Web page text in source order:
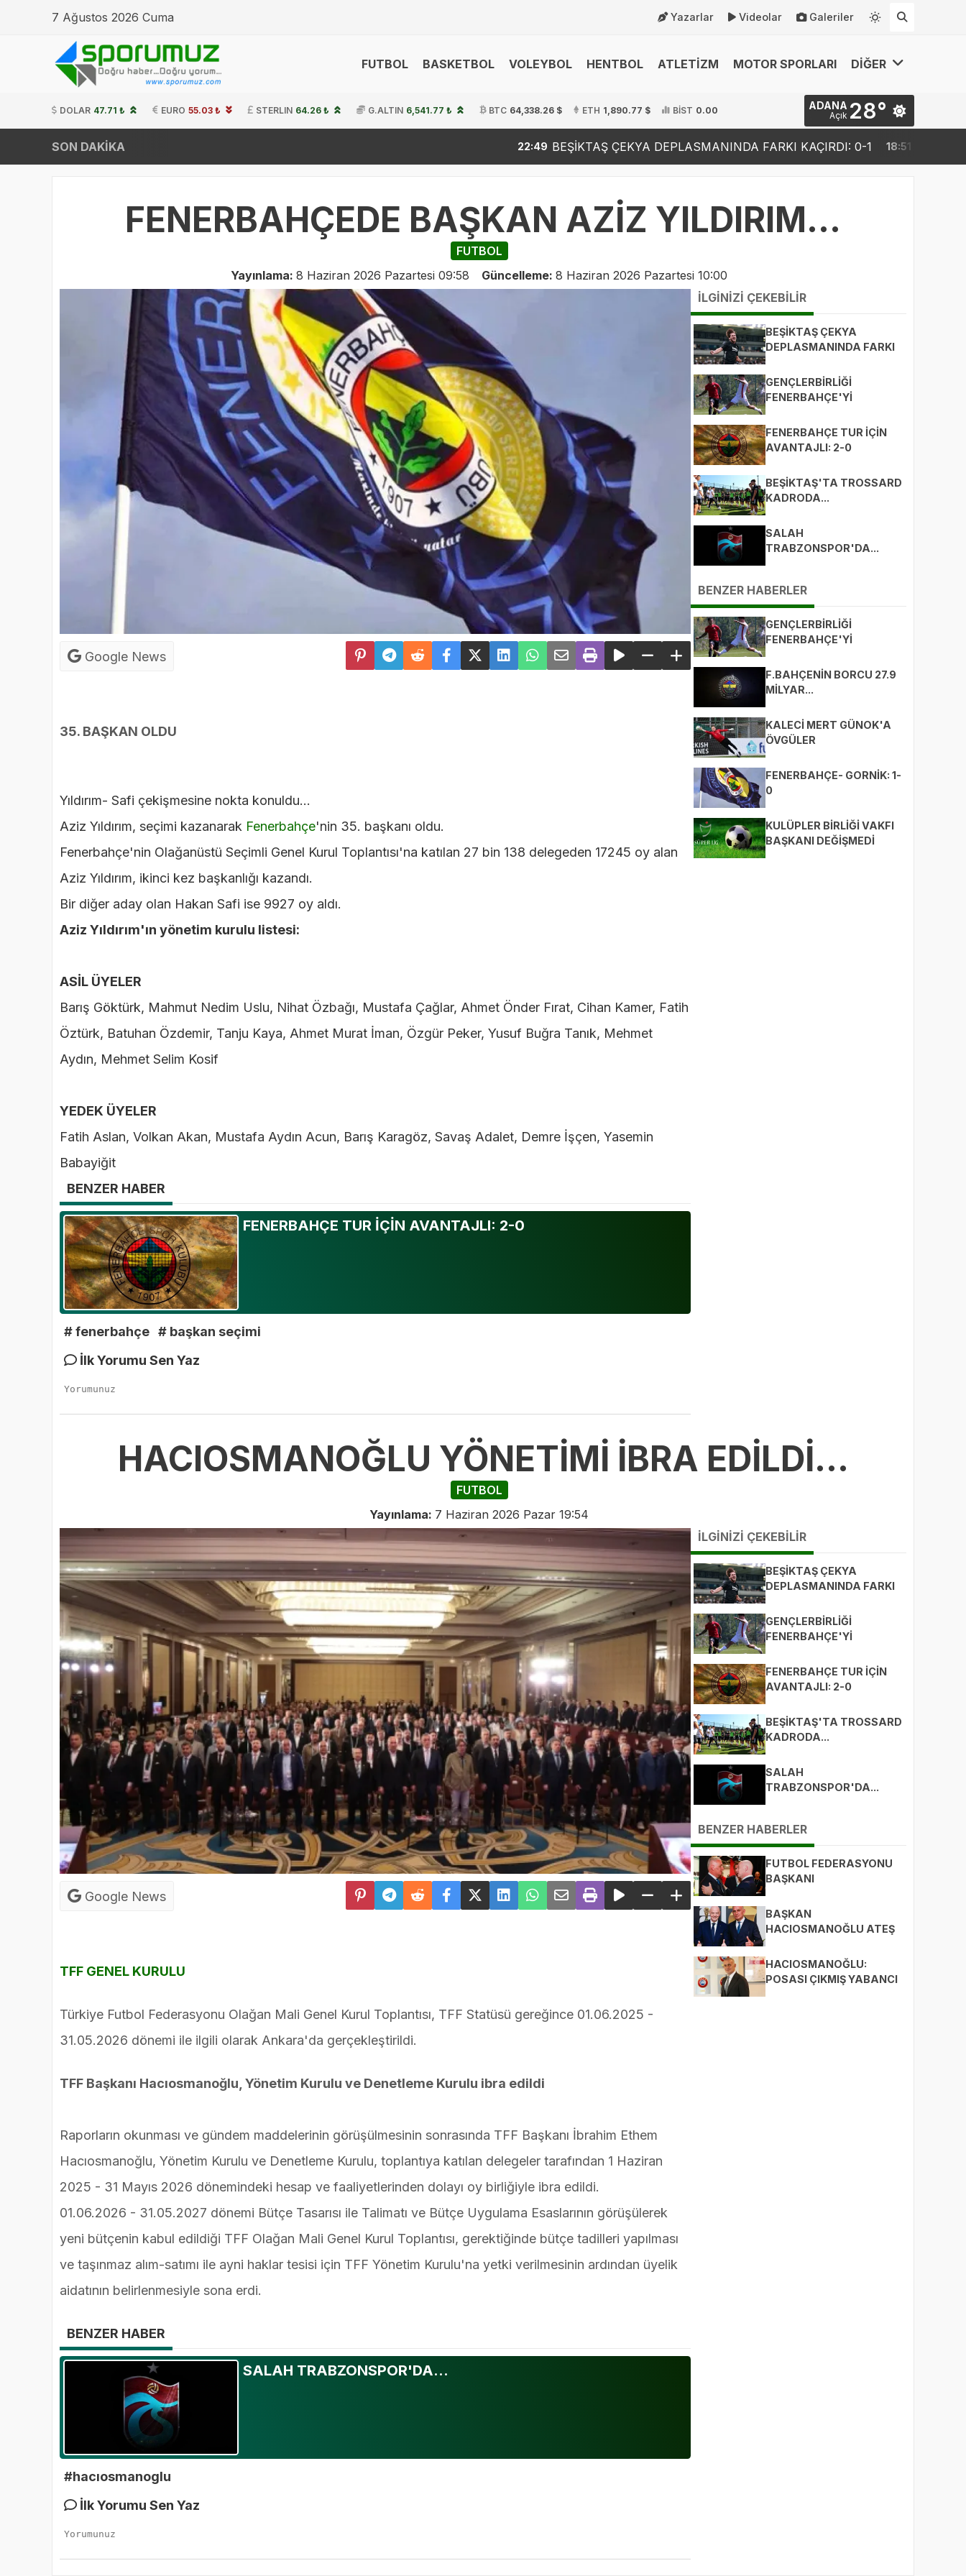
7 Ağustos 2026 Cuma Yazarlar Videolar Galeriler
FUTBOL BASKETBOL VOLEYBOL HENTBOL ATLETİZM MOTOR SPORLARI DİĞER
DOLAR 47.71 ₺ EURO 55.03 ₺ STERLIN 64.26 ₺ G.ALTIN 6,541.77 ₺ BTC 64,338.26 $ ETH 1,890.77 $ BİST 0.00 ADANA
Açık 28°
SON DAKİKA BEŞİKTAŞ ÇEKYA DEPLASMANINDA FARKI KAÇIRDI: 0-1 18:51 GENÇ SULTANLAR
FENERBAHÇEDE BAŞKAN AZİZ YILDIRIM...
FUTBOL
Yayınlama: 8 Haziran 2026 Pazartesi 09:58 Güncelleme: 8 Haziran 2026 Pazartesi 10:00
Google News
35. BAŞKAN OLDU
Yıldırım- Safi çekişmesine nokta konuldu...
Aziz Yıldırım, seçimi kazanarak Fenerbahçe'nin 35. başkanı oldu.
Fenerbahçe'nin Olağanüstü Seçimli Genel Kurul Toplantısı'na katılan 27 bin 138 delegeden 17245 oy alan
Aziz Yıldırım, ikinci kez başkanlığı kazandı.
Bir diğer aday olan Hakan Safi ise 9927 oy aldı.
Aziz Yıldırım'ın yönetim kurulu listesi:
ASİL ÜYELER
Barış Göktürk, Mahmut Nedim Uslu, Nihat Özbağı, Mustafa Çağlar, Ahmet Önder Fırat, Cihan Kamer, Fatih
Öztürk, Batuhan Özdemir, Tanju Kaya, Ahmet Murat İman, Özgür Peker, Yusuf Buğra Tanık, Mehmet
Aydın, Mehmet Selim Kosif
YEDEK ÜYELER
Fatih Aslan, Volkan Akan, Mustafa Aydın Acun, Barış Karagöz, Savaş Adalet, Demre İşçen, Yasemin
Babayiğit
BENZER HABER
FENERBAHÇE TUR İÇİN AVANTAJLI: 2-0
# fenerbahçe # başkan seçimi
İlk Yorumu Sen Yaz
İLGİNİZİ ÇEKEBİLİR
BEŞİKTAŞ ÇEKYA
DEPLASMANINDA FARKI
GENÇLERBİRLİĞİ
FENERBAHÇE'Yİ
FENERBAHÇE TUR İÇİN
AVANTAJLI: 2-0
BEŞİKTAŞ'TA TROSSARD
KADRODA...
SALAH
TRABZONSPOR'DA...
BENZER HABERLER
GENÇLERBİRLİĞİ
FENERBAHÇE'Yİ
F.BAHÇENİN BORCU 27.9
MİLYAR...
KALECİ MERT GÜNOK'A
ÖVGÜLER
FENERBAHÇE- GORNİK: 1-
0
KULÜPLER BİRLİĞİ VAKFI
BAŞKANI DEĞİŞMEDİ
HACIOSMANOĞLU YÖNETİMİ İBRA EDİLDİ...
FUTBOL
Yayınlama: 7 Haziran 2026 Pazar 19:54
Google News
TFF GENEL KURULU
Türkiye Futbol Federasyonu Olağan Mali Genel Kurul Toplantısı, TFF Statüsü gereğince 01.06.2025 -
31.05.2026 dönemi ile ilgili olarak Ankara'da gerçekleştirildi.
TFF Başkanı Hacıosmanoğlu, Yönetim Kurulu ve Denetleme Kurulu ibra edildi
Raporların okunması ve gündem maddelerinin görüşülmesinin sonrasında TFF Başkanı İbrahim Ethem
Hacıosmanoğlu, Yönetim Kurulu ve Denetleme Kurulu, toplantıya katılan delegeler tarafından 1 Haziran
2025 - 31 Mayıs 2026 dönemindeki hesap ve faaliyetlerinden dolayı oy birliğiyle ibra edildi.
01.06.2026 - 31.05.2027 dönemi Bütçe Tasarısı ile Talimatı ve Bütçe Uygulama Esaslarının görüşülerek
yeni bütçenin kabul edildiği TFF Olağan Mali Genel Kurul Toplantısı, gerektiğinde bütçe tadilleri yapılması
ve taşınmaz alım-satımı ile ayni haklar tesisi için TFF Yönetim Kurulu'na yetki verilmesinin ardından üyelik
aidatının belirlenmesiyle sona erdi.
BENZER HABER
SALAH TRABZONSPOR'DA...
#hacıosmanoglu
İlk Yorumu Sen Yaz
İLGİNİZİ ÇEKEBİLİR
BEŞİKTAŞ ÇEKYA
DEPLASMANINDA FARKI
GENÇLERBİRLİĞİ
FENERBAHÇE'Yİ
FENERBAHÇE TUR İÇİN
AVANTAJLI: 2-0
BEŞİKTAŞ'TA TROSSARD
KADRODA...
SALAH
TRABZONSPOR'DA...
BENZER HABERLER
FUTBOL FEDERASYONU
BAŞKANI
ŞERDE BİR HAYIR
VARDIR...
BAŞKAN
HACIOSMANOĞLU ATEŞ
HACIOSMANOĞLU:
POSASI ÇIKMIŞ YABANCI